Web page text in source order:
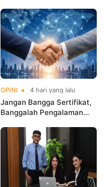
OPINI 4 hari yang lalu
Jangan Bangga Sertifikat,
Banggalah Pengalaman